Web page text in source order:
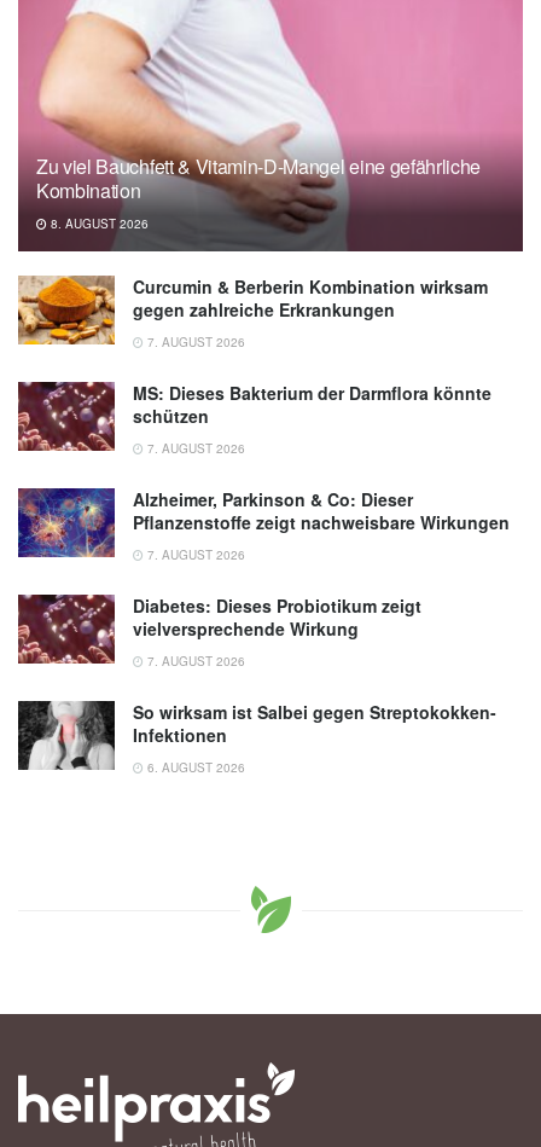
Timothy A. Yap, Brent O’Carrigan, Marina S.
Penney, u.a.: Phase I Trial of First-in-Class
ATR Inhibitor M6620 (VX-970) as
Monotherapy or in Combination With
Carboplatin in Patients With Advanced Solid
Tumors; in: Journal of Clinical Oncology,
2020,
ascopubs.org
Zu viel Bauchfett & Vitamin-D-Mangel eine gefährliche
Kombination
8. AUGUST 2026
Curcumin & Berberin Kombination wirksam
gegen zahlreiche Erkrankungen
7. AUGUST 2026
MS: Dieses Bakterium der Darmflora könnte
schützen
7. AUGUST 2026
Alzheimer, Parkinson & Co: Dieser
Pflanzenstoffe zeigt nachweisbare Wirkungen
7. AUGUST 2026
Diabetes: Dieses Probiotikum zeigt
vielversprechende Wirkung
7. AUGUST 2026
So wirksam ist Salbei gegen Streptokokken-
Infektionen
6. AUGUST 2026